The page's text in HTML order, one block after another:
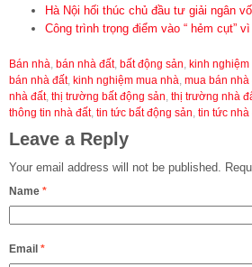
Hà Nội hối thúc chủ đầu tư giải ngân
Công trình trọng điểm vào “ hẻm cụt”
Bán nhà, bán nhà đất, bất động sản, kinh nghiệm
bán nhà đất, kinh nghiệm mua nhà, mua bán nhà
nhà đất, thị trường bất động sản, thị trường nhà
thông tin nhà đất, tin tức bất động sản, tin tức nhà
Leave a Reply
Your email address will not be published.
Name *
Email *